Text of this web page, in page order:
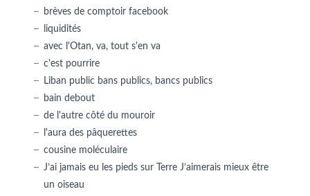
brèves de comptoir facebook
liquidités
avec l'Otan, va, tout s'en va
c'est pourrire
Liban public bans publics, bancs publics
bain debout
de l'autre côté du mouroir
l'aura des pâquerettes
cousine moléculaire
J’ai jamais eu les pieds sur Terre J’aimerais mieux être
un oiseau